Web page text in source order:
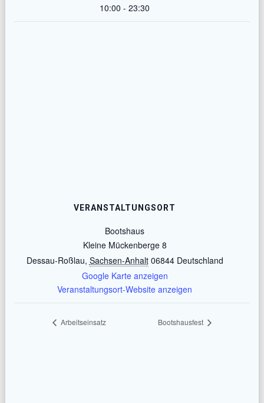
10:00 - 23:30
VERANSTALTUNGSORT
Bootshaus
Kleine Mückenberge 8
Dessau-Roßlau, Sachsen-Anhalt 06844 Deutschland
Google Karte anzeigen
Veranstaltungsort-Website anzeigen
Arbeitseinsatz Bootshausfest